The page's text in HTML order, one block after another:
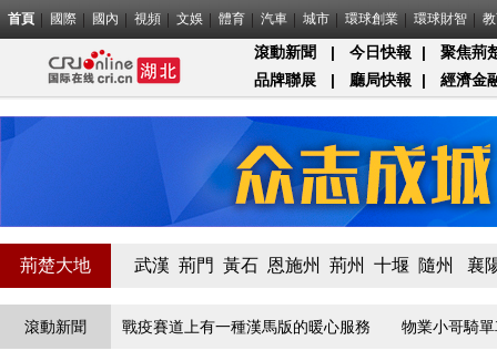
首頁 國際 國內 視頻 文娛 體育 汽車 城市 環球創業 環球財智
滾動新聞 | 今日快報 |
聚焦荊
品牌聯展
| 廳局快報 | 經濟金
荊楚大地 武漢 荊門 黃石 恩施州 荊州 十堰 隨州 襄
滾動新聞
守門員 戰疫賽道上有一種漢馬版的暖心服務 物業小哥騎單車給